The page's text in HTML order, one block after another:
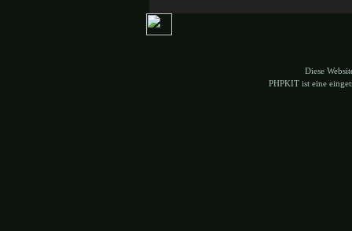
Diese
PHPKIT ist eine